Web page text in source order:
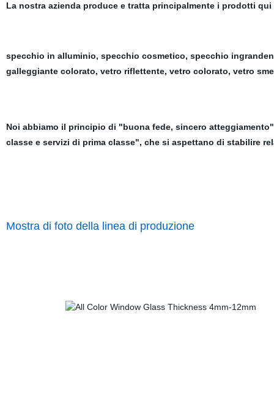
La nostra azienda produce e tratta principalmente i prodotti
specchio in alluminio, specchio cosmetico, specchio
galleggiante colorato, vetro riflettente, vetro colorato, vetro
Noi abbiamo il principio di "buona fede, sincero
classe e servizi di prima classe", che si aspettano di stabilire
Mostra di foto della linea di produzione